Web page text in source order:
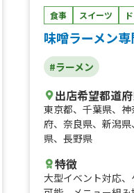
食事 スイーツ
味噌ラーメン
#ラーメン
出店希望都道
東京都、 千葉県、 神
府、 奈良県、 新潟県、
県、 長野県
特徴
大型イベント対応、